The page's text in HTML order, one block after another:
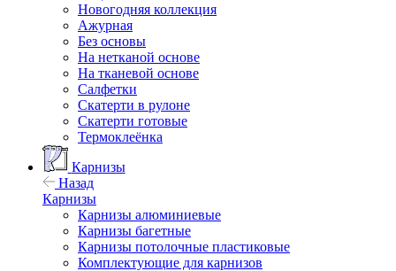
Новогодняя коллекция
Ажурная
Без основы
На нетканой основе
На тканевой основе
Салфетки
Скатерти в рулоне
Скатерти готовые
Термоклеёнка
Карнизы
Назад
Карнизы
Карнизы алюминиевые
Карнизы багетные
Карнизы потолочные пластиковые
Комплектующие для карнизов